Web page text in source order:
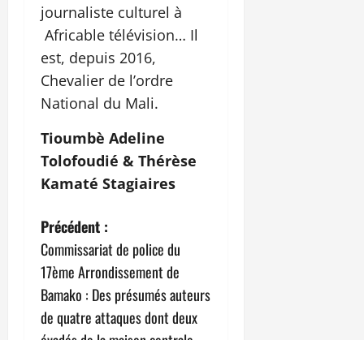
journaliste culturel à
Africable télévision… Il
est, depuis 2016,
Chevalier de l’ordre
National du Mali.
Tioumbè Adeline
Tolofoudié & Thérèse
Kamaté Stagiaires
N
a
v
Précédent :
Commissariat de police du
17ème Arrondissement de
Bamako : Des présumés auteurs
de quatre attaques dont deux